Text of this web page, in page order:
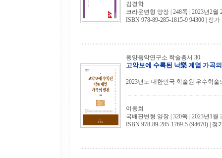
김경학
크라운변형 양장 | 248쪽 | 2023년2월
ISBN 978-89-285-1815-9 94300 | 정
동양음악연구소 학술총서 30
고악보에 수록된 낙樂 계열 가곡
2023년도 대한민국 학술원 우수학술
이동희
국배판변형 양장 | 320쪽 | 2023년1월
ISBN 978-89-285-1769-5 (94670) | 정